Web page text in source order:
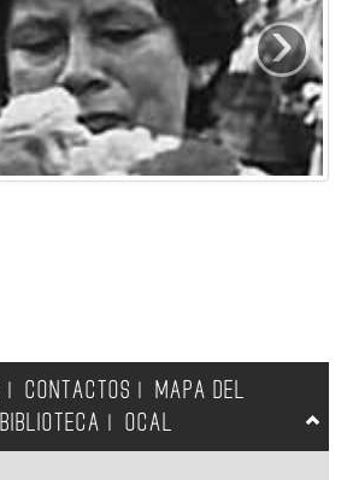
›
CONTACTOS
MAPA DEL
BIBLIOTECA OCAL